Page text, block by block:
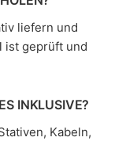
liefern und
ist geprüft und
INKLUSIVE?
Kabeln,